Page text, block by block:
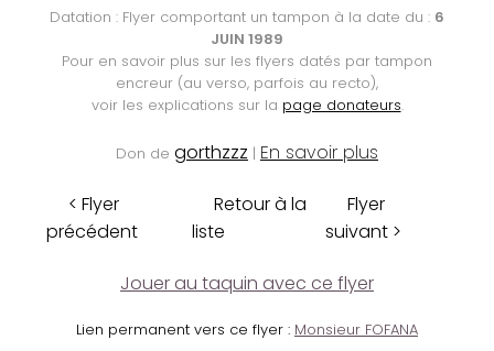
Datation : Flyer comportant un tampon à la date du : 6
JUIN 1989
Pour en savoir plus sur les flyers datés par tampon
encreur (au verso, parfois au recto),
voir les explications sur la page donateurs.
Don de gorthzzz | En savoir plus
< Flyer
précédent
Retour à la
liste
Flyer
suivant >
Jouer au taquin avec ce flyer
Lien permanent vers ce flyer : Monsieur FOFANA